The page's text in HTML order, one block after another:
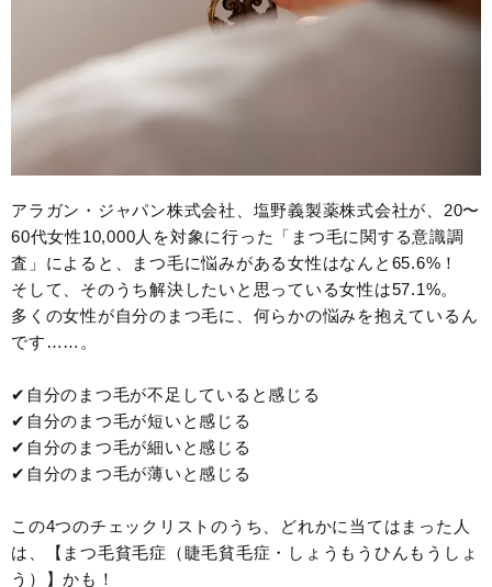
アラガン・ジャパン株式会社、塩野義製薬株式会社が、20〜
60代女性10,000人を対象に行った「まつ毛に関する意識調
査」によると、まつ毛に悩みがある女性はなんと65.6%！
そして、そのうち解決したいと思っている女性は57.1%。
多くの女性が自分のまつ毛に、何らかの悩みを抱えているん
です……。
✔︎自分のまつ毛が不足していると感じる
✔︎自分のまつ毛が短いと感じる
✔︎自分のまつ毛が細いと感じる
✔︎自分のまつ毛が薄いと感じる
この4つのチェックリストのうち、どれかに当てはまった人
は、【まつ毛貧毛症（睫毛貧毛症・しょうもうひんもうしょ
う）】かも！